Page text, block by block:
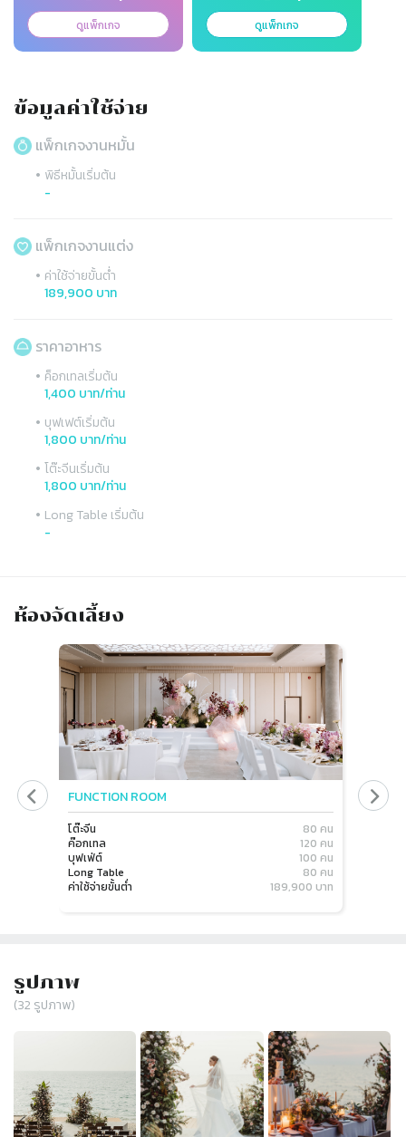
ดูแพ็กเกจ ดูแพ็กเกจ
ข้อมูลค่าใช้จ่าย
แพ็กเกจงานหมั้น
• พิธีหมั้นเริ่มต้น
-
แพ็กเกจงานแต่ง
• ค่าใช้จ่ายขั้นต่ำ
189,900 บาท
ราคาอาหาร
• ค็อกเทลเริ่มต้น
1,400 บาท/ท่าน
• บุฟเฟต์เริ่มต้น
1,800 บาท/ท่าน
• โต๊ะจีนเริ่มต้น
1,800 บาท/ท่าน
• Long Table เริ่มต้น
-
ห้องจัดเลี้ยง
Slide 1 of 3
FUNCTION ROOM
โต๊ะจีน
80 คน
ค๊อกเทล
120 คน
บุฟเฟ่ต์
100 คน
Long Table
80 คน
ค่าใช้จ่ายขั้นต่ำ
189,900 บาท
รูปภาพ
(32 รูปภาพ)